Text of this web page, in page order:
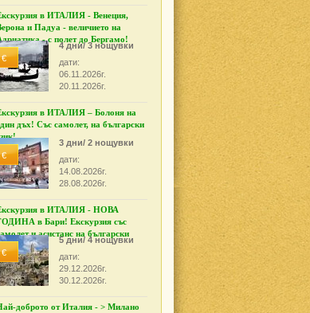
в ИТАЛИЯ - Венеция,
и Падуа - величието на
- с полет до Бергамо!
€
4 дни/ 3 нощувки
дати:
06.11.2026г.
20.11.2026г.
в ИТАЛИЯ – Болоня на
дъх! Със самолет, на български
€
3 дни/ 2 нощувки
дати:
14.08.2026г.
28.08.2026г.
в ИТАЛИЯ - НОВА
в Бари! Екскурзия със
и асистанс на български
€
5 дни/ 4 нощувки
дати:
29.12.2026г.
30.12.2026г.
доброто от Италия - > Милано